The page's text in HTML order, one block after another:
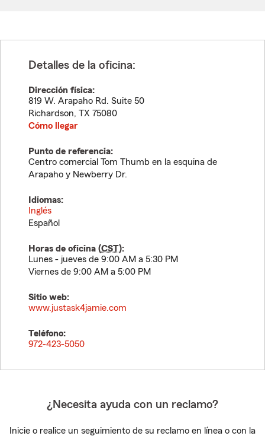
Detalles de la oficina:
Dirección física:
819 W. Arapaho Rd. Suite 50
Richardson, TX 75080
Cómo llegar
Punto de referencia:
Centro comercial Tom Thumb en la esquina de
Arapaho y Newberry Dr.
Idiomas:
Inglés
Español
Horas de oficina (CST):
Lunes - jueves de 9:00 AM a 5:30 PM
Viernes de 9:00 AM a 5:00 PM
Sitio web:
www.justask4jamie.com
Teléfono:
972-423-5050
¿Necesita ayuda con un reclamo?
Inicie o realice un seguimiento de su reclamo en línea o con la